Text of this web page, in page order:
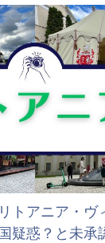
トアニア・ヴ
疑惑？と未承